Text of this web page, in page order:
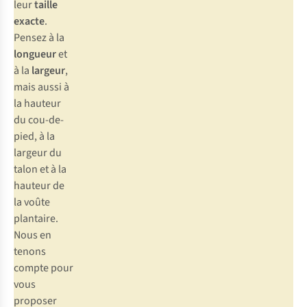
leurtaille
exacte.
Pensez à la
longueuret
à la largeur,
mais aussi à
la hauteur
du cou-de-
pied, à la
largeur du
talon et à la
hauteur de
la voûte
plantaire.
Nous en
tenons
compte pour
vous
proposer